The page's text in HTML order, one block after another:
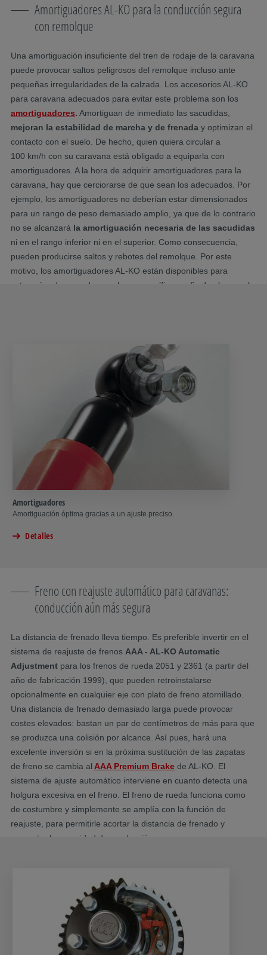
Amortiguadores AL-KO para la conducción segura
con remolque
Una amortiguación insuficiente del tren de rodaje de la caravana
puede provocar saltos peligrosos del remolque incluso ante
pequeñas irregularidades de la calzada. Los accesorios AL-KO
para caravana adecuados para evitar este problema son los
amortiguadores. Amortiguan de inmediato las sacudidas,
mejoran la estabilidad de marcha y de frenada y optimizan el
contacto con el suelo. De hecho, quien quiera circular a
100 km/h con su caravana está obligado a equiparla con
amortiguadores. A la hora de adquirir amortiguadores para la
caravana, hay que cerciorarse de que sean los adecuados. Por
ejemplo, los amortiguadores no deberían estar dimensionados
para un rango de peso demasiado amplio, ya que de lo contrario
no se alcanzará la amortiguación necesaria de las sacudidas
ni en el rango inferior ni en el superior. Como consecuencia,
pueden producirse saltos y rebotes del remolque. Por este
motivo, los amortiguadores AL-KO están disponibles para
categorías de peso de remolque específicas, a fin de alcanzar la
Amortiguadores
Amortiguación óptima gracias a un ajuste preciso.
Detalles
Freno con reajuste automático para caravanas:
conducción aún más segura
La distancia de frenado lleva tiempo. Es preferible invertir en el
sistema de reajuste de frenos AAA - AL-KO Automatic
Adjustment para los frenos de rueda 2051 y 2361 (a partir del
año de fabricación 1999), que pueden retroinstalarse
opcionalmente en cualquier eje con plato de freno atornillado.
Una distancia de frenado demasiado larga puede provocar
costes elevados: bastan un par de centímetros de más para que
se produzca una colisión por alcance. Así pues, hará una
excelente inversión si en la próxima sustitución de las zapatas
de freno se cambia al AAA Premium Brake de AL-KO. El
sistema de ajuste automático interviene en cuanto detecta una
holgura excesiva en el freno. El freno de rueda funciona como
de costumbre y simplemente se amplía con la función de
reajuste, para permitirle acortar la distancia de frenado y
aumentar la seguridad de conducción.